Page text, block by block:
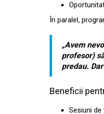
În paralel,
„Avem
profesor)
predau.
Beneficii
Sesiuni